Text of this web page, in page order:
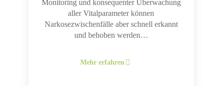
Monitoring und konsequenter Überwachung
aller Vitalparameter können
Narkosezwischenfälle aber schnell erkannt
und behoben werden…
Mehr erfahren